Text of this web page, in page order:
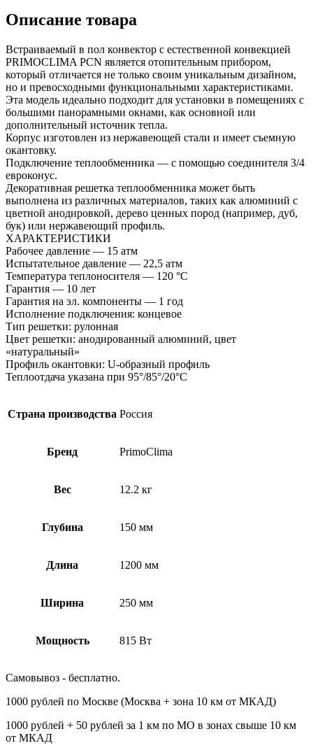
Описание товара
Встраиваемый в пол конвектор с естественной конвекцией
PRIMOCLIMA PCN является отопительным прибором,
который отличается не только своим уникальным дизайном,
но и превосходными функциональными характеристиками.
Эта модель идеально подходит для установки в помещениях с
большими панорамными окнами, как основной или
дополнительный источник тепла.
Корпус изготовлен из нержавеющей стали и имеет съемную
окантовку.
Подключение теплообменника — с помощью соединителя 3/4
евроконус.
Декоративная решетка теплообменника может быть
выполнена из различных материалов, таких как алюминий с
цветной анодировкой, дерево ценных пород (например, дуб,
бук) или нержавеющий профиль.
ХАРАКТЕРИСТИКИ
Рабочее давление — 15 атм
Испытательное давление — 22,5 атм
Температура теплоносителя — 120 °С
Гарантия — 10 лет
Гарантия на эл. компоненты — 1 год
Исполнение подключения: концевое
Тип решетки: рулонная
Цвет решетки: анодированный алюминий, цвет
«натуральный»
Профиль окантовки: U-образный профиль
Теплоотдача указана при 95°/85°/20°С
Страна производства Россия
Бренд PrimoClima
Вес 12.2 кг
Глубина 150 мм
Длина 1200 мм
Ширина 250 мм
Мощность 815 Вт
Самовывоз - бесплатно.
1000 рублей по Москве (Москва + зона 10 км от МКАД)
1000 рублей + 50 рублей за 1 км по МО в зонах свыше 10 км
от МКАД